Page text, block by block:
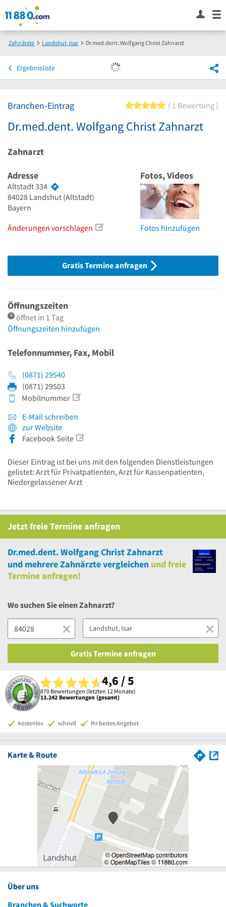
Zahnärzte Landshut, Isar Dr.med.dent. Wolfgang Christ Zahnarzt
Ergebnisliste
Branchen-Eintrag 5 von 5 Sternen
1 Bewertung
Dr.med.dent. Wolfgang Christ Zahnarzt
Zahnarzt
Adresse
Altstadt 334
84028 Landshut (Altstadt)
Bayern
Änderungen vorschlagen
Fotos, Videos
Fotos hinzufügen
Gratis Termine anfragen
Öffnungszeiten
öffnet in 1 Tag
Öffnungszeiten hinzufügen
Telefonnummer, Fax, Mobil
(0871) 29540
(0871) 29503
Mobilnummer
E-Mail schreiben
zur Website
Facebook Seite
Dieser Eintrag ist bei uns mit den folgenden Dienstleistungen
gelistet: Arzt für Privatpatienten, Arzt für Kassenpatienten,
Niedergelassener Arzt
JetztfreieTermine anfragen
Dr.med.dent. Wolfgang Christ Zahnarzt
und mehrereZahnärzte vergleichen undfreie
Termine anfragen!
Wo suchen Sie einen Zahnarzt?
Gratis Termine anfragen
4,6 / 5
870 Bewertungen (letzten 12 Monate)
13.242 Bewertungen (gesamt)
kostenlos schnell Ihr bestes Angebot
Karte & Route
Über uns
Branchen & Suchworte